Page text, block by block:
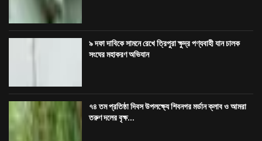
৯ দফা দাবিকে সামনে রেখে ত্রিপুরা ক্ষুদ্র পণ্যবাহী যান চালক
সংঘের মহাকরণ অভিযান
৭৪ তম প্রতিষ্ঠা দিবস উপলক্ষ্যে শিবনগর মর্ডান ক্লাব ও আমরা
তরুণ দলের বৃক্ষ...